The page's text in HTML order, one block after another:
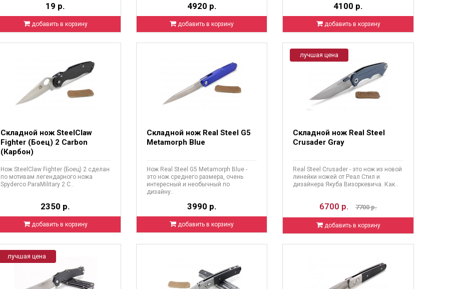
19 р.
добавить в корзину
4920 р.
добавить в корзину
4100 р.
добавить в корзину
Складной нож SteelClaw
Fighter (Боец) 2 Carbon
(Карбон)
Нож SteelClaw Fighter (Боец) 2 сделан
по мотивам легендарного ножа
Spyderco ParaMilitary 2 С..
2350 р.
добавить в корзину
Складной нож Real Steel G5
Metamorph Blue
Нож Real Steel G5 Metamorph Blue -
это нож среднего размера, очень
интересный и необычный по
дизайну..
3990 р.
добавить в корзину
лучшая цена
Складной нож Real Steel
Crusader Gray
Real Steel Crusader - это нож из новой
линейки ножей от Реал Стил и
дизайнера Якуба Визоркевича. Как..
6700 р. 7700 р.
добавить в корзину
лучшая цена